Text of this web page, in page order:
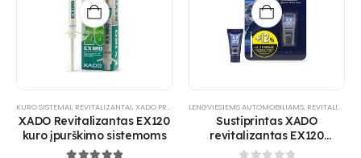
KURO SISTEMAI, REVITALIZANTAI,XADO PRODUKTAI ,XADO-NUOLAIDA
XADO Revitalizantas EX120
kuro įpurškimo sistemoms
LENGVIESIEMS AUTOMOBILIAMS, REVITALIZANTAI
Sustiprintas XADO
revitalizantas EX120
automatinėms pavarų